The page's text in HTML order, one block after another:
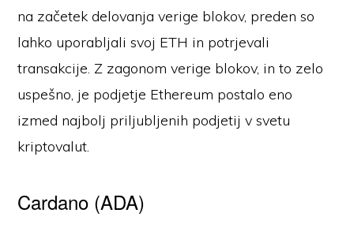
na začetek delovanja verige blokov, preden so
lahko uporabljali svoj ETH in potrjevali
transakcije. Z zagonom verige blokov, in to zelo
uspešno, je podjetje Ethereum postalo eno
izmed najbolj priljubljenih podjetij v svetu
kriptovalut.
Cardano (ADA)